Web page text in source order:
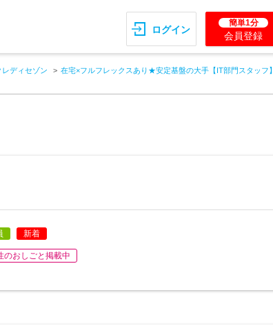
ログイン
簡単1分
会員登録
ディセゾン
在宅×フルフレックスあり★安定基盤の大手【IT部門スタッフ】
新着
のおしごと掲載中